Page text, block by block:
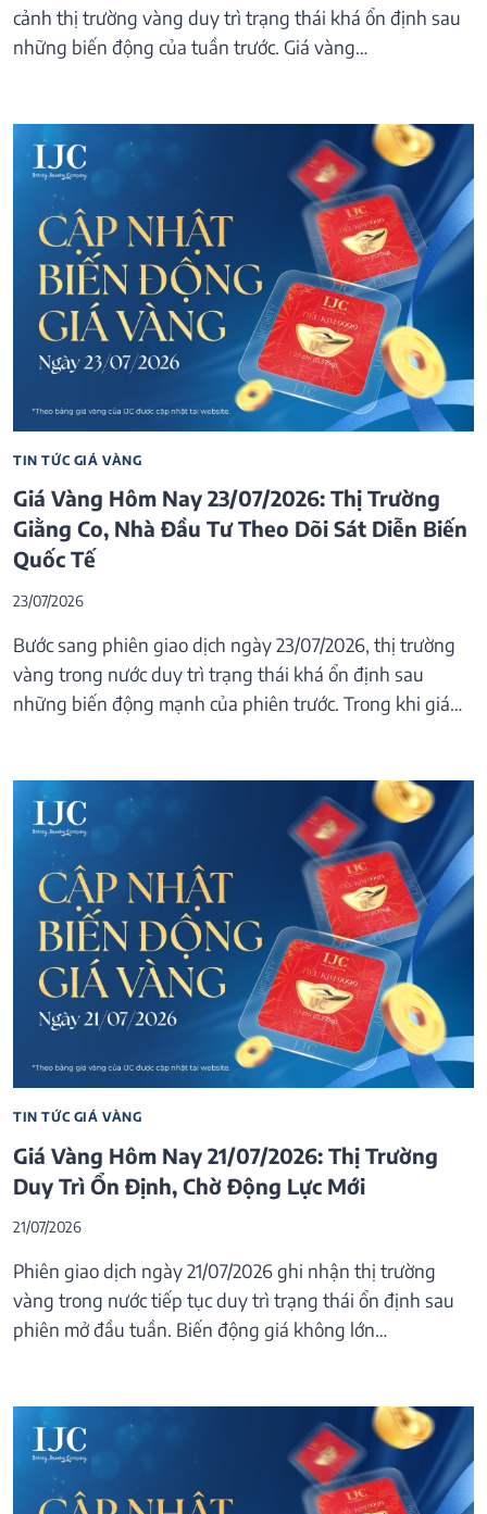
cảnh thị trường vàng duy trì trạng thái khá ổn định sau
những biến động của tuần trước. Giá vàng…
TIN TỨC GIÁ VÀNG
Giá Vàng Hôm Nay 23/07/2026: Thị Trường
Giằng Co, Nhà Đầu Tư Theo Dõi Sát Diễn Biến
Quốc Tế
23/07/2026
Bước sang phiên giao dịch ngày 23/07/2026, thị trường
vàng trong nước duy trì trạng thái khá ổn định sau
những biến động mạnh của phiên trước. Trong khi giá…
TIN TỨC GIÁ VÀNG
Giá Vàng Hôm Nay 21/07/2026: Thị Trường
Duy Trì Ổn Định, Chờ Động Lực Mới
21/07/2026
Phiên giao dịch ngày 21/07/2026 ghi nhận thị trường
vàng trong nước tiếp tục duy trì trạng thái ổn định sau
phiên mở đầu tuần. Biến động giá không lớn…